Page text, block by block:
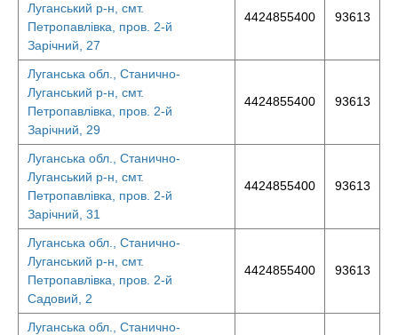
Луганський р-н, смт.
Петропавлівка, пров. 2-й
Зарічний, 27
4424855400 93613
Луганська обл., Станично-
Луганський р-н, смт.
Петропавлівка, пров. 2-й
Зарічний, 29
4424855400 93613
Луганська обл., Станично-
Луганський р-н, смт.
Петропавлівка, пров. 2-й
Зарічний, 31
4424855400 93613
Луганська обл., Станично-
Луганський р-н, смт.
Петропавлівка, пров. 2-й
Садовий, 2
4424855400 93613
Луганська обл., Станично-